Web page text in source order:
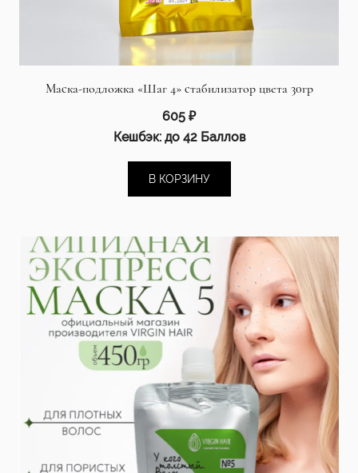
Маска-подложка «Шаг 4» стабилизатор цвета 30гр
605 ₽
Кешбэк:до 42 Баллов
В КОРЗИНУ